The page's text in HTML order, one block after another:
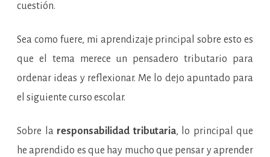
cuestión.
Sea como fuere, mi aprendizaje principal sobre esto es
que el tema merece un pensadero tributario para
ordenar ideas y reflexionar. Me lo dejo apuntado para
el siguiente curso escolar.
Sobre la responsabilidad tributaria, lo principal que
he aprendido es que hay mucho que pensar y aprender